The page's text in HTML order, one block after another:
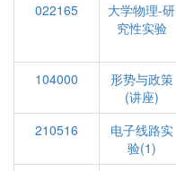
022165
大学物理-研
究性实验
104000
形势与政策
(讲座)
210516
电子线路实
验(1)